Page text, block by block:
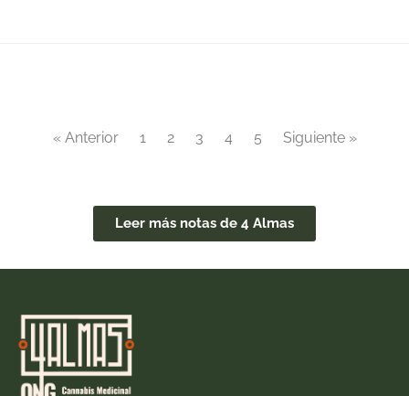
« Anterior 1 2 3 4 5 Siguiente »
Leer más notas de 4 Almas